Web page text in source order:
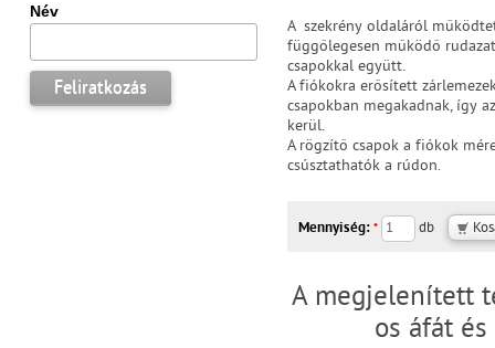
A szekrény oldaláról
függőlegesen működő
csapokkal együtt.
A fiókokra erősített
csapokban megakadnak, így
kerül.
A rögzítő csapok a fiókok
csúsztathatók a rúdon.
Mennyiség: * db
A megjelenített
os áfát
Név